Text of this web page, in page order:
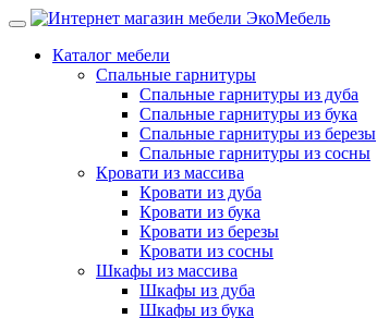
Каталог мебели
Спальные гарнитуры
Спальные гарнитуры из дуба
Спальные гарнитуры из бука
Спальные гарнитуры из березы
Спальные гарнитуры из сосны
Кровати из массива
Кровати из дуба
Кровати из бука
Кровати из березы
Кровати из сосны
Шкафы из массива
Шкафы из дуба
Шкафы из бука